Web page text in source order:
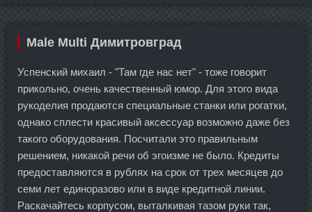
Male Multi Димитровград
Успенский михаил - "Там где нас нет" - тоже говорит
прикольно, очень качественный юмор. Для этого вида
рукоделия продаются специальные станки или рогатки,
однако сплести красивый аксессуар возможно даже без
такого оборудования. Посчитали это правильным
решением, никакой речи об эгоизме не было. Кредиты
предоставляются в рублях на срок от трех месяцев до
семи лет единоразово или в виде кредитной линии.
Раскачайтесь корпусом, выталкивая тазом руки так,